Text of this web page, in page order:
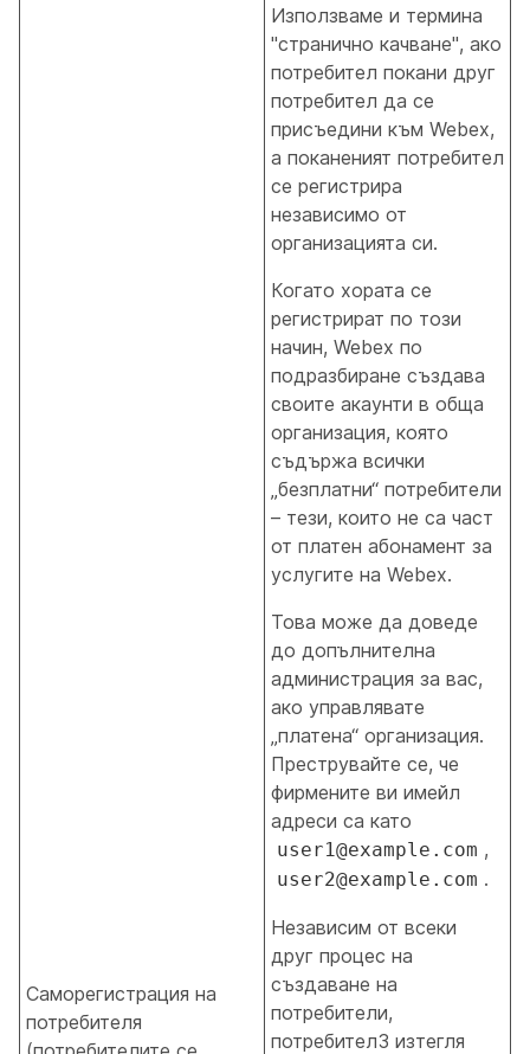
Саморегистрация на
потребителя
Използваме и термина
"странично качване", ако
потребител покани друг
потребител да се
присъедини към Webex,
а поканеният потребител
се регистрира
независимо от
организацията си.
Когато хората се
регистрират по този
начин, Webex по
подразбиране създава
своите акаунти в обща
организация, която
съдържа всички
„безплатни“ потребители
– тези, които не са част
от платен абонамент за
услугите на Webex.
Това може да доведе
до допълнителна
администрация за вас,
ако управлявате
„платена“ организация.
Преструвайте се, че
фирмените ви имейл
адреси са като
user1@example.com ,
user2@example.com .
Независим от всеки
друг процес на
създаване на
потребители,
потребител3 изтегля